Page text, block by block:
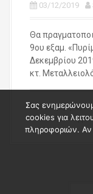
03/12/2019
Θα
9ου εξαμ.
Δεκεμβρίου
κτ.
9ο Εξάμηνο,
Αναπλήρωση
Σας
cookies για
πληροφοριών. Αν